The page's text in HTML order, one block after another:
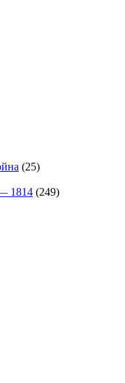
(25)
1814 (249)